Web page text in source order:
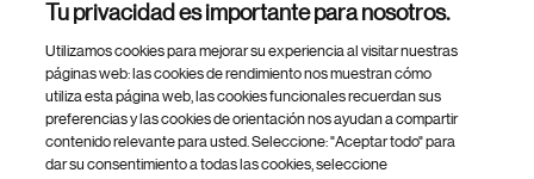
Footer Site Search
Tu privacidad es importante para nosotros.
Utilizamos cookies para mejorar su experiencia al visitar nuestras
páginas web: las cookies de rendimiento nos muestran cómo
utiliza esta página web, las cookies funcionales recuerdan sus
preferencias y las cookies de orientación nos ayudan a compartir
contenido relevante para usted. Seleccione: "Aceptar todo" para
dar su consentimiento a todas las cookies, seleccione